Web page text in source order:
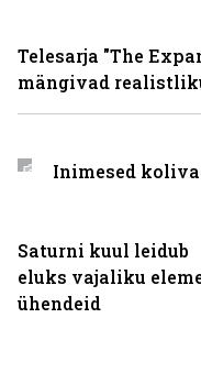
Saturni kuul leidub
eluks vajaliku
ühendeid
Telesarja "The
mängivad
Inimesed